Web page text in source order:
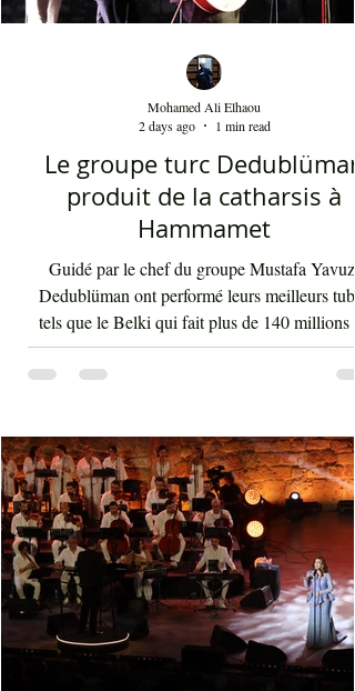
Le groupe turc Dedublüman
produit de la catharsis à
Hammamet
Guidé par le chef du groupe Mustafa Yavuz,
Dedublüman ont performé leurs meilleurs
font la gloire mondiale actuelle de cette bande.
musique de Dedublüman reflète bel et bien
l'identité turque, trouvant harmonieusement sa
place entre les civilisations orientale et
occidentale. Le son de la clarinette est à
d'un cri d'un loup sur les montagnes.
Dédublüm
Mohamed Ali Elhaou
2 days ago
1 min read